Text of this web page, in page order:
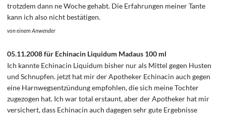
trotzdem dann ne Woche gehabt. Die Erfahrungen meiner Tante
kann ich also nicht bestätigen.
von einem Anwender
05.11.2008 für Echinacin Liquidum Madaus 100 ml
Ich kannte Echinacin Liquidum bisher nur als Mittel gegen Husten
und Schnupfen. jetzt hat mir der Apotheker Echinacin auch gegen
eine Harnwegsentzündung empfohlen, die sich meine Tochter
zugezogen hat. Ich war total erstaunt, aber der Apotheker hat mir
versichert, dass Echinacin auch dagegen sehr gute Ergebnisse